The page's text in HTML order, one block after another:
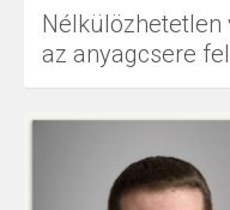
Nélkülözhetetlen
az anyagcsere